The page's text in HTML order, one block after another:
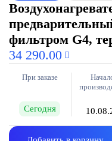
фильтром G4,
34 290.00
При заказе
Сегодня